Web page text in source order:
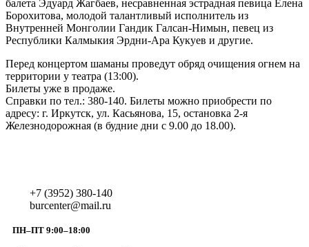
балета Эдуард Жагбаев, несравненная эстрадная певица Елена
Борохитова, молодой талантливый исполнитель из
Внутренней Монголии Гандик Галсан-Нимын, певец из
Республики Калмыкия Эрдни-Ара Кукуев и другие.
Перед концертом шаманы проведут обряд очищения огнем на
территории у театра (13:00).
Билеты уже в продаже.
Справки по тел.: 380-140. Билеты можно приобрести по
адресу: г. Иркутск, ул. Касьянова, 15, остановка 2-я
Железнодорожная (в будние дни с 9.00 до 18.00).
+7 (3952) 380-140
burcenter@mail.ru
ПН–ПТ 9:00–18:00